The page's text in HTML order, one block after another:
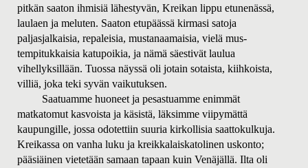
pitkän saaton ihmisiä lähestyvän, Kreikan lippu etunenässä,
laulaen ja meluten. Saaton etupäässä kirmasi satoja
paljasjalkaisia, repaleisia, mustanaamaisia, vielä mus-
tempitukkaisia katupoikia, ja nämä säestivät laulua
vihellyksillään. Tuossa näyssä oli jotain sotaista, kiihkoista,
villiä, joka teki syvän vaikutuksen.
Saatuamme huoneet ja pesastuamme enimmät
matkatomut kasvoista ja käsistä, läksimme viipymättä
kaupungille, jossa odotettiin suuria kirkollisia saattokulkuja.
Kreikassa on vanha luku ja kreikkalaiskatolinen uskonto;
pääsiäinen vietetään samaan tapaan kuin Venäjällä. Ilta oli